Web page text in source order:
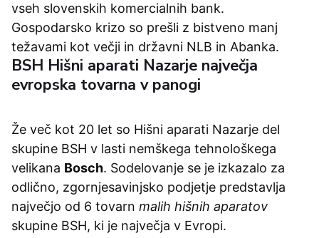
vseh slovenskih komercialnih bank.
Gospodarsko krizo so prešli z bistveno manj
težavami kot večji in državni NLB in Abanka.
BSH Hišni aparati Nazarje največja
evropska tovarna v panogi
Že več kot 20 let so Hišni aparati Nazarje del
skupine BSH v lasti nemškega tehnološkega
velikana Bosch. Sodelovanje se je izkazalo za
odlično, zgornjesavinjsko podjetje predstavlja
največjo od 6 tovarn malih hišnih aparatov
skupine BSH, ki je največja v Evropi.